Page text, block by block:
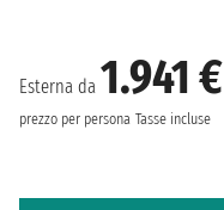
Esterna da 1.941 €
prezzo per persona Tasse incluse